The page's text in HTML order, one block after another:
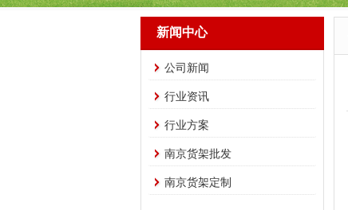
新闻中心
公司新闻
行业资讯
行业方案
南京货架批发
南京货架定制